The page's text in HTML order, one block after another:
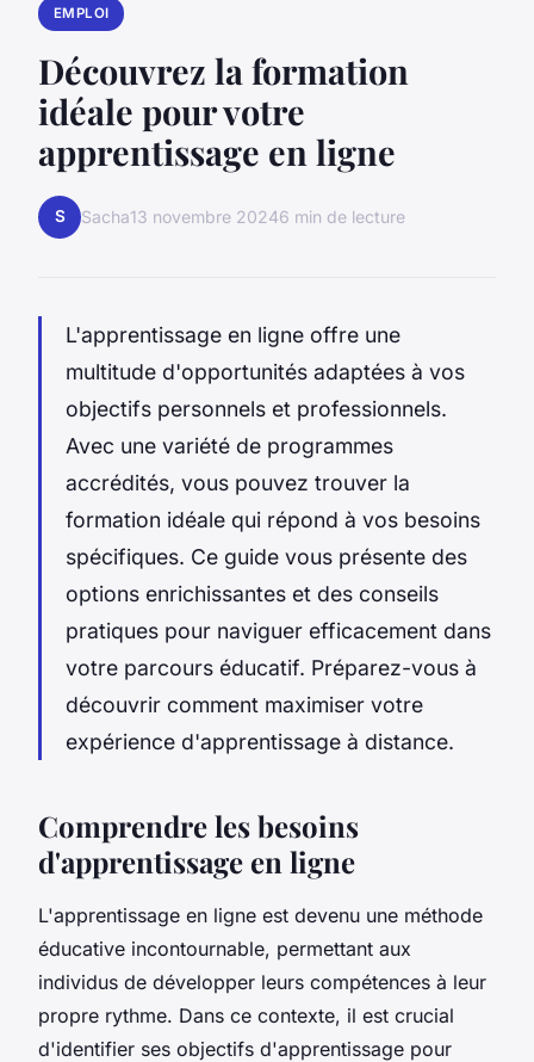
EMPLOI
Découvrez la formation
idéale pour votre
apprentissage en ligne
S Sacha13 novembre 20246 min de lecture
L'apprentissage en ligne offre une
multitude d'opportunités adaptées à vos
objectifs personnels et professionnels.
Avec une variété de programmes
accrédités, vous pouvez trouver la
formation idéale qui répond à vos besoins
spécifiques. Ce guide vous présente des
options enrichissantes et des conseils
pratiques pour naviguer efficacement dans
votre parcours éducatif. Préparez-vous à
découvrir comment maximiser votre
expérience d'apprentissage à distance.
Comprendre les besoins
d'apprentissage en ligne
L'apprentissage en ligne est devenu une méthode
éducative incontournable, permettant aux
individus de développer leurs compétences à leur
propre rythme. Dans ce contexte, il est crucial
d'identifier ses objectifs d'apprentissage pour